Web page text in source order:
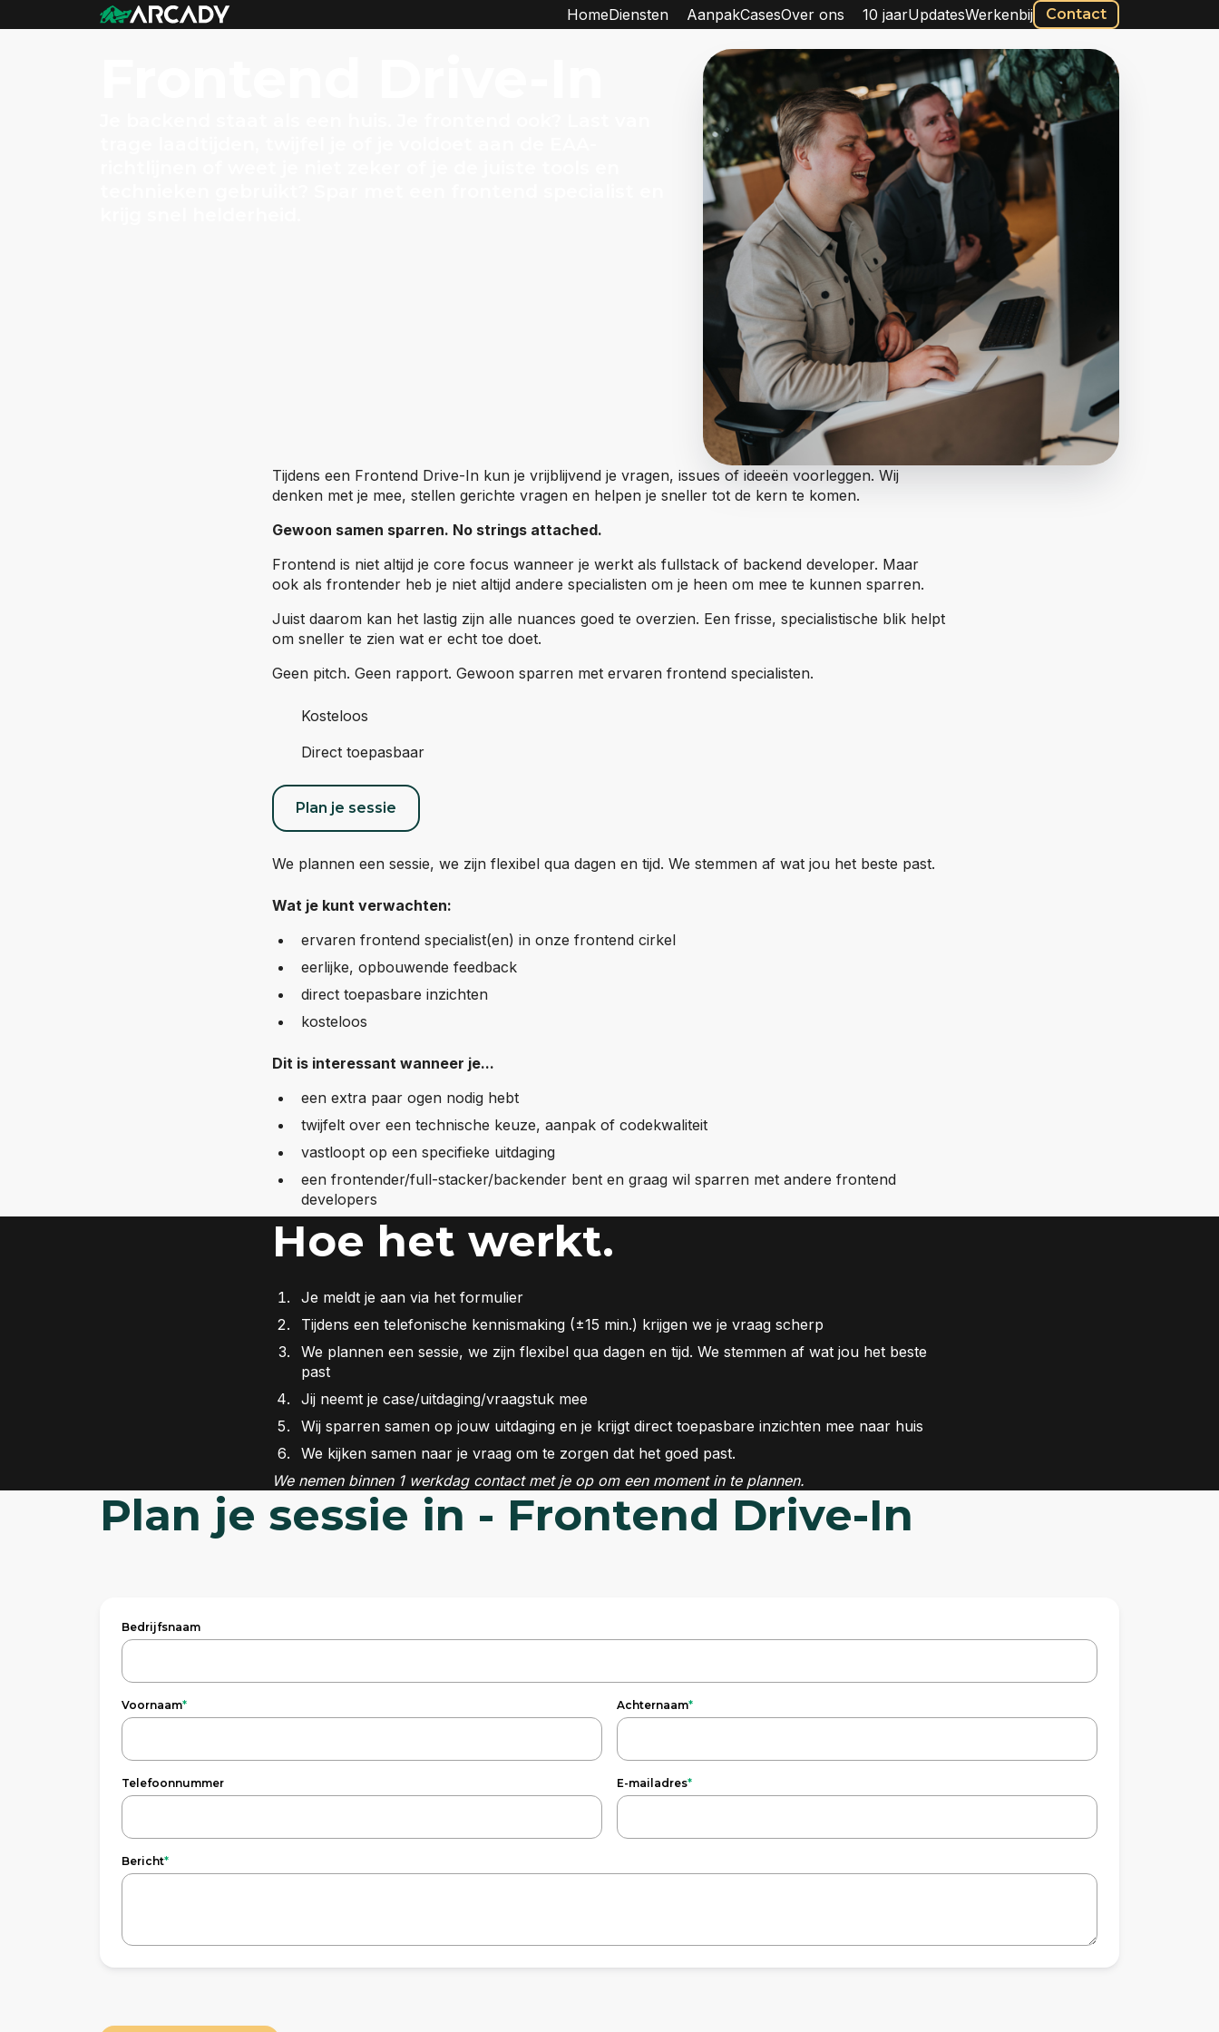
HomeDiensten AanpakCasesOver ons 10 jaarUpdatesWerkenbij Contact
Tijdens een Frontend Drive-In kun je vrijblijvend je vragen, issues of ideeën voorleggen. Wij
denken met je mee, stellen gerichte vragen en helpen je sneller tot de kern te komen.
Gewoon samen sparren. No strings attached.
Frontend is niet altijd je core focus wanneer je werkt als fullstack of backend developer. Maar
ook als frontender heb je niet altijd andere specialisten om je heen om mee te kunnen sparren.
Juist daarom kan het lastig zijn alle nuances goed te overzien. Een frisse, specialistische blik helpt
om sneller te zien wat er echt toe doet.
Geen pitch. Geen rapport. Gewoon sparren met ervaren frontend specialisten.
Kosteloos
Direct toepasbaar
Plan je sessie
We plannen een sessie, we zijn flexibel qua dagen en tijd. We stemmen af wat jou het beste past.
Wat je kunt verwachten:
ervaren frontend specialist(en) in onze frontend cirkel
eerlijke, opbouwende feedback
direct toepasbare inzichten
kosteloos
Dit is interessant wanneer je...
een extra paar ogen nodig hebt
twijfelt over een technische keuze, aanpak of codekwaliteit
vastloopt op een specifieke uitdaging
een frontender/full-stacker/backender bent en graag wil sparren met andere frontend
developers
Hoe het werkt.
Je meldt je aan via het formulier
Tijdens een telefonische kennismaking (±15 min.) krijgen we je vraag scherp
We plannen een sessie, we zijn flexibel qua dagen en tijd. We stemmen af wat jou het beste
past
Jij neemt je case/uitdaging/vraagstuk mee
Wij sparren samen op jouw uitdaging en je krijgt direct toepasbare inzichten mee naar huis
We kijken samen naar je vraag om te zorgen dat het goed past.
We nemen binnen 1 werkdag contact met je op om een moment in te plannen.
Plan je sessie in - Frontend Drive-In
Bedrijfsnaam
Voornaam* Achternaam*
Telefoonnummer E-mailadres*
Bericht*